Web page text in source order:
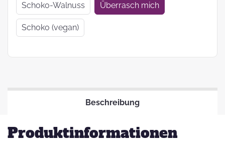
Schoko-Walnuss Überrasch mich
Schoko (vegan)
Beschreibung
Produktinformationen